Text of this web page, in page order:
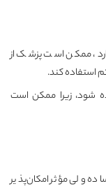
ممکن است پزشک از
استفاده کند.
شود، زیرا ممکن است
ولی مؤثر امکان‌پذیر